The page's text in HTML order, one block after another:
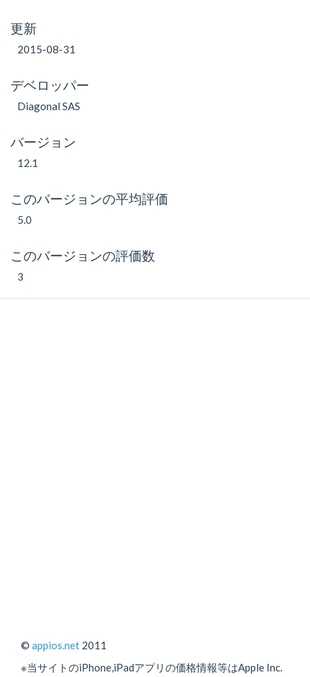
更新
2015-08-31
デベロッパー
Diagonal SAS
バージョン
12.1
このバージョンの平均評価
5.0
このバージョンの評価数
3
© appios.net 2011
※当サイトのiPhone,iPadアプリの価格情報等はApple Inc.